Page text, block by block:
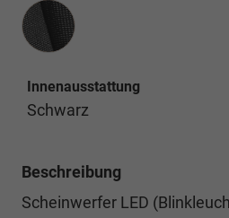
Innenausstattung
Innenausstattung
Schwarz
Beschreibung
Scheinwerfer LED